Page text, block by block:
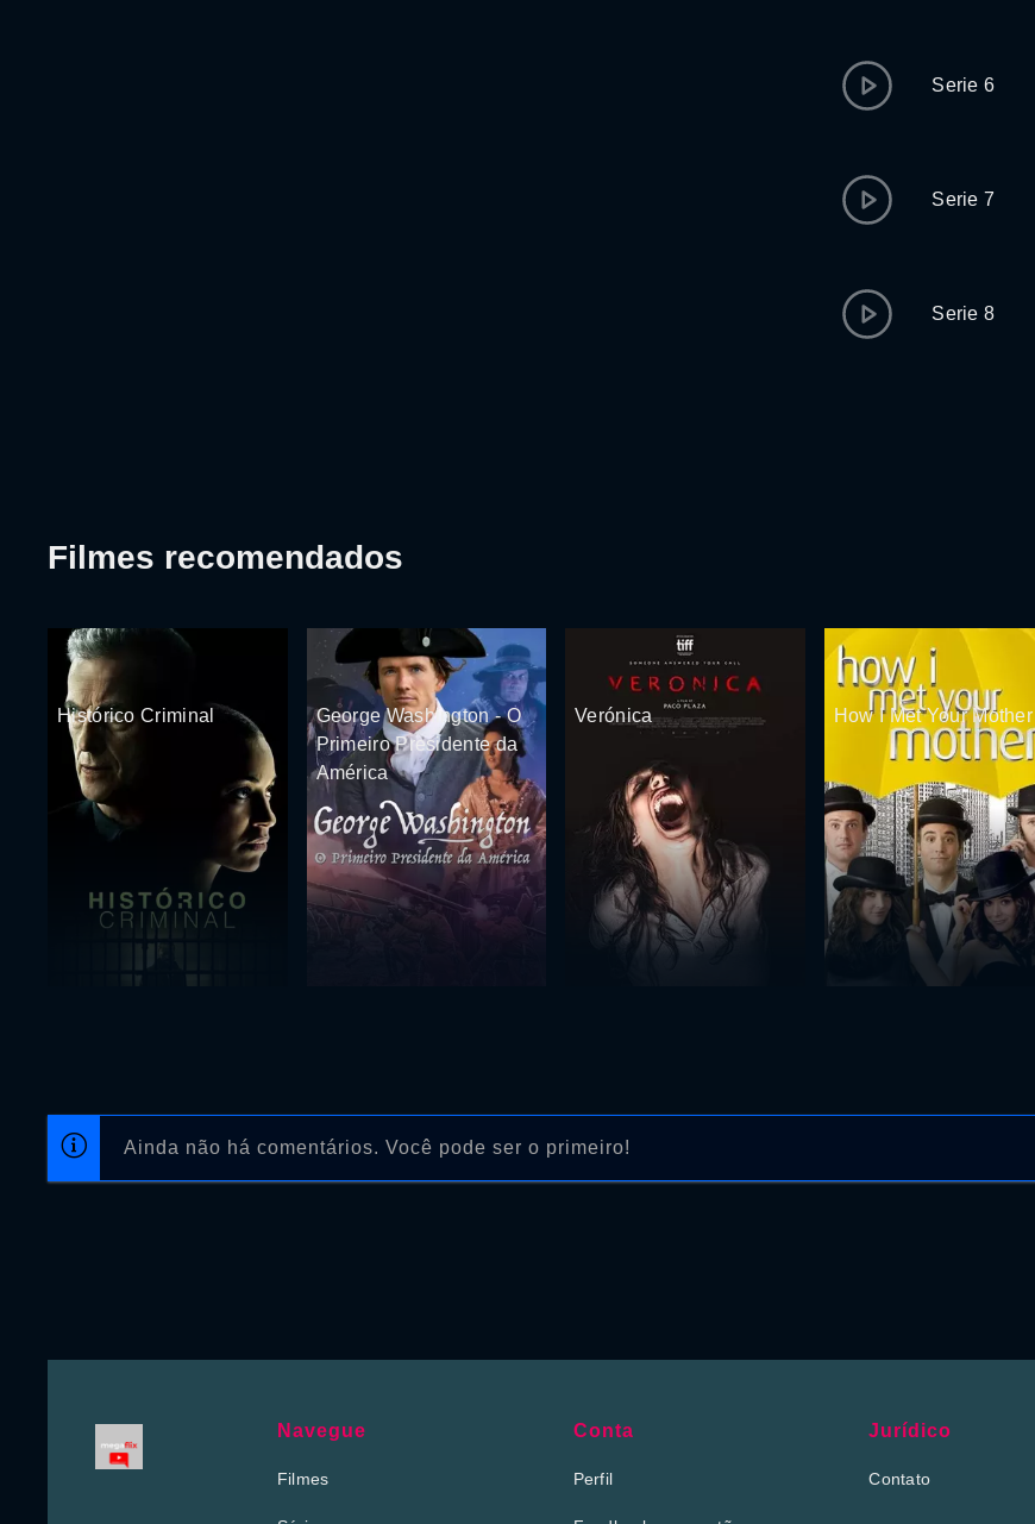
Serie 6
Serie 7
Serie 8
Ainda não há comentários. Você pode ser o primeiro!
Filmes recomendados
Histórico Criminal
George Washington - O
Primeiro Presidente da
América
Verónica How I Met Your Mother
Navegue
Filmes
Conta
Perfil
Jurídico
Contato